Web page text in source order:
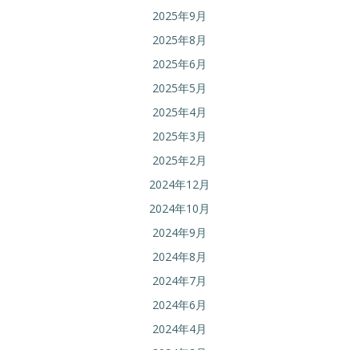
2025年9月
2025年8月
2025年6月
2025年5月
2025年4月
2025年3月
2025年2月
2024年12月
2024年10月
2024年9月
2024年8月
2024年7月
2024年6月
2024年4月